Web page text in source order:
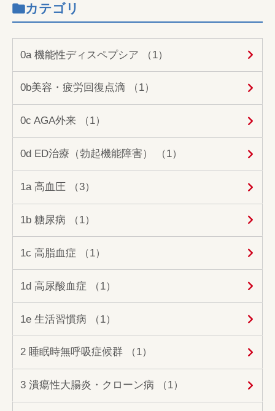
カテゴリ
0a 機能性ディスペプシア （1）
0b美容・疲労回復点滴 （1）
0c AGA外来 （1）
0d ED治療（勃起機能障害） （1）
1a 高血圧 （3）
1b 糖尿病 （1）
1c 高脂血症 （1）
1d 高尿酸血症 （1）
1e 生活習慣病 （1）
2 睡眠時無呼吸症候群 （1）
3 潰瘍性大腸炎・クローン病 （1）